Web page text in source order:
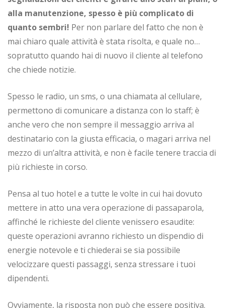
alla manutenzione, spesso è più complicato di
quanto sembri! Per non parlare del fatto che non è
mai chiaro quale attività è stata risolta, e quale no…
sopratutto quando hai di nuovo il cliente al telefono
che chiede notizie.
Spesso le radio, un sms, o una chiamata al cellulare,
permettono di comunicare a distanza con lo staff; è
anche vero che non sempre il messaggio arriva al
destinatario con la giusta efficacia, o magari arriva nel
mezzo di un’altra attività, e non è facile tenere traccia di
più richieste in corso.
Pensa al tuo hotel e a tutte le volte in cui hai dovuto
mettere in atto una vera operazione di passaparola,
affinché le richieste del cliente venissero esaudite:
queste operazioni avranno richiesto un dispendio di
energie notevole e ti chiederai se sia possibile
velocizzare questi passaggi, senza stressare i tuoi
dipendenti.
Ovviamente, la risposta non può che essere positiva.